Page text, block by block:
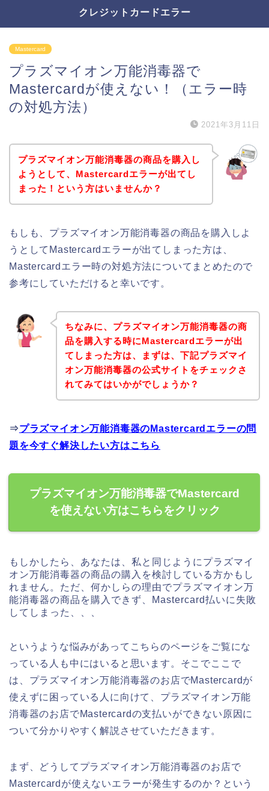
クレジットカードエラー
Mastercard
プラズマイオン万能消毒器で
Mastercardが使えない！（エラー時
の対処方法）
2021年3月11日
プラズマイオン万能消毒器の商品を購入し
ようとして、Mastercardエラーが出てし
まった！という方はいませんか？
もしも、プラズマイオン万能消毒器の商品を購入しよ
うとしてMastercardエラーが出てしまった方は、
Mastercardエラー時の対処方法についてまとめたので
参考にしていただけると幸いです。
ちなみに、プラズマイオン万能消毒器の商
品を購入する時にMastercardエラーが出
てしまった方は、まずは、下記プラズマイ
オン万能消毒器の公式サイトをチェックさ
れてみてはいかがでしょうか？
⇒プラズマイオン万能消毒器のMastercardエラーの問
題を今すぐ解決したい方はこちら
プラズマイオン万能消毒器でMastercard
を使えない方はこちらをクリック
もしかしたら、あなたは、私と同じようにプラズマイ
オン万能消毒器の商品の購入を検討している方かもし
れません。ただ、何かしらの理由でプラズマイオン万
能消毒器の商品を購入できず、Mastercard払いに失敗
してしまった、、、
というような悩みがあってこちらのページをご覧にな
っている人も中にはいると思います。そこでここで
は、プラズマイオン万能消毒器のお店でMastercardが
使えずに困っている人に向けて、プラズマイオン万能
消毒器のお店でMastercardの支払いができない原因に
ついて分かりやすく解説させていただきます。
まず、どうしてプラズマイオン万能消毒器のお店で
Mastercardが使えないエラーが発生するのか？という